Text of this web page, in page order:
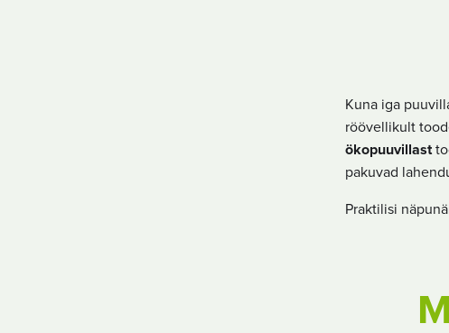
Kuna iga
röövellikult
ökopuuvillast
pakuvad
Praktilisi